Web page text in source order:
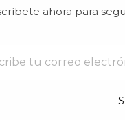
ahora para
electrónico…